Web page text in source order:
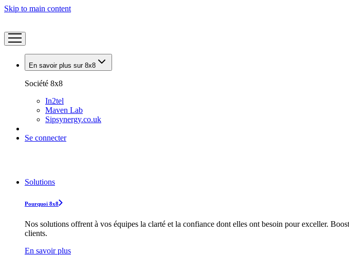
Skip to main content
En savoir plus sur 8x8
Société 8x8
In2tel
Maven Lab
Sipsynergy.co.uk
Se connecter
Solutions
Pourquoi 8x8
Nos solutions offrent à vos équipes la clarté et la confiance dont elles ont besoin pour exceller.
clients.
En savoir plus